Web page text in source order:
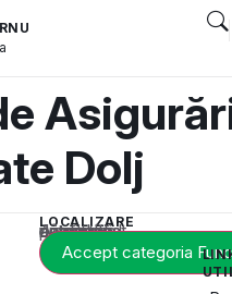
Dolj
LOCALIZARE
Acest conținut este blocat până când acceptați categoria de cookie-uri necesară.
Accept categoria